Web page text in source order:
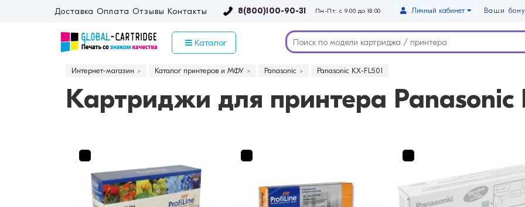
Доставка Оплата Отзывы Контакты 8(800)100-90-31 Пн-Пт: с 9:00 до 18:00 Ваши
Личный кабинет
Каталог
Интернет-магазин Каталог принтеров и МФУ Panasonic Panasonic KX-FL501
Картриджи для принтера Panasonic